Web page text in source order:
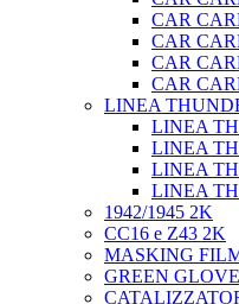
CAR
CAR
CAR
CAR
LINEA
LINEA
LINEA
LINEA
LINEA
1942/1945 2K
CC16 e Z43 2K
MASKING
GREEN